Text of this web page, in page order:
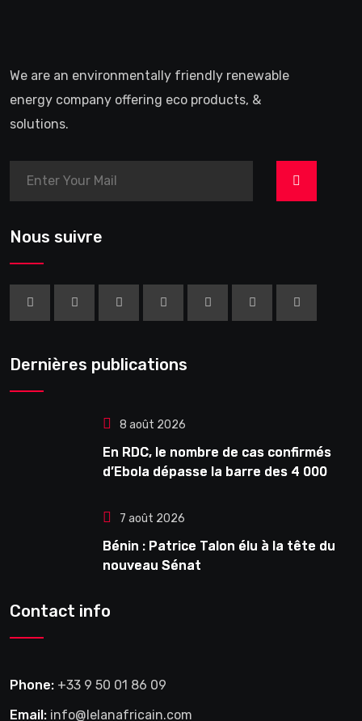
We are an environmentally friendly renewable
energy company offering eco products, &
solutions.
>
Nous suivre
Dernières publications
8 août 2026
En RDC, le nombre de cas confirmés
d’Ebola dépasse la barre des 4 000
7 août 2026
Bénin : Patrice Talon élu à la tête du
nouveau Sénat
Contact info
Phone: +33 9 50 01 86 09
Email: info@lelanafricain.com